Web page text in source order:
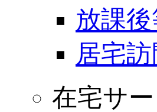
放課
居宅
在宅サ